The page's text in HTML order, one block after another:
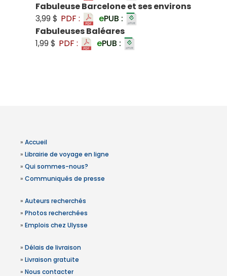
Fabuleuse Barcelone et ses environs
3,99 $ PDF : ePUB :
Fabuleuses Baléares
1,99 $ PDF : ePUB :
» Accueil
» Librairie de voyage en ligne
» Qui sommes-nous?
» Communiqués de presse
» Auteurs recherchés
» Photos recherchées
» Emplois chez Ulysse
» Délais de livraison
» Livraison gratuite
» Nous contacter